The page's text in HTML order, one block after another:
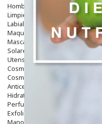
Hombre
Limpieza
Labiales
Maquillajes Y Color
Mascarillas
Solares
Utensilios
Cosmética Capilar
Cosmética Corporal
Anticelulíticos
Hidratantes Corporales
Perfumes Y Colonias
Exfoliantes Corporales
Manos Y Uñas